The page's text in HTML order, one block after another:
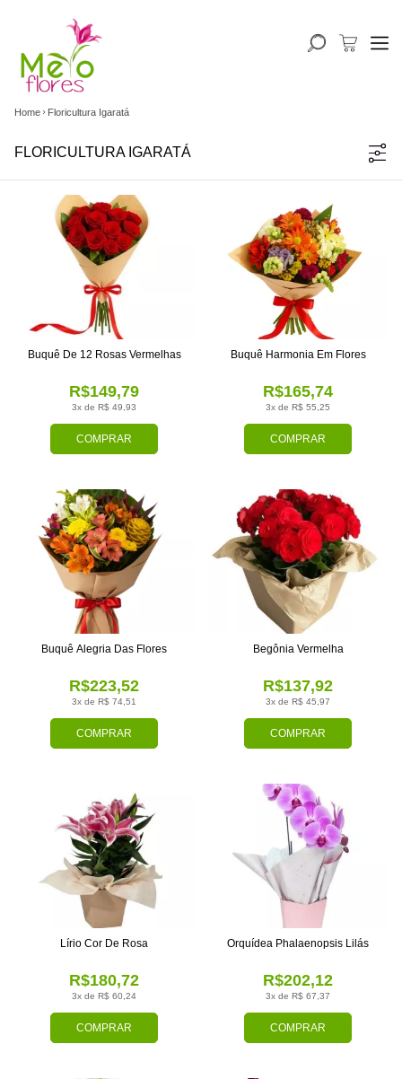
Home Floricultura Igaratá
FLORICULTURA IGARATÁ
COMPRAR
3x de R$ 49,93
R$149,79
Buquê De 12 Rosas Vermelhas
COMPRAR
3x de R$ 55,25
R$165,74
Buquê Harmonia Em Flores
COMPRAR
3x de R$ 74,51
R$223,52
Buquê Alegria Das Flores
COMPRAR
3x de R$ 45,97
R$137,92
Begônia Vermelha
COMPRAR
3x de R$ 60,24
R$180,72
Lírio Cor De Rosa
COMPRAR
3x de R$ 67,37
R$202,12
Orquídea Phalaenopsis Lilás